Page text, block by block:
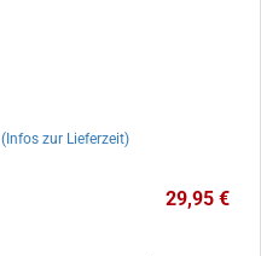
(Infos zur Lieferzeit)
29,95 €